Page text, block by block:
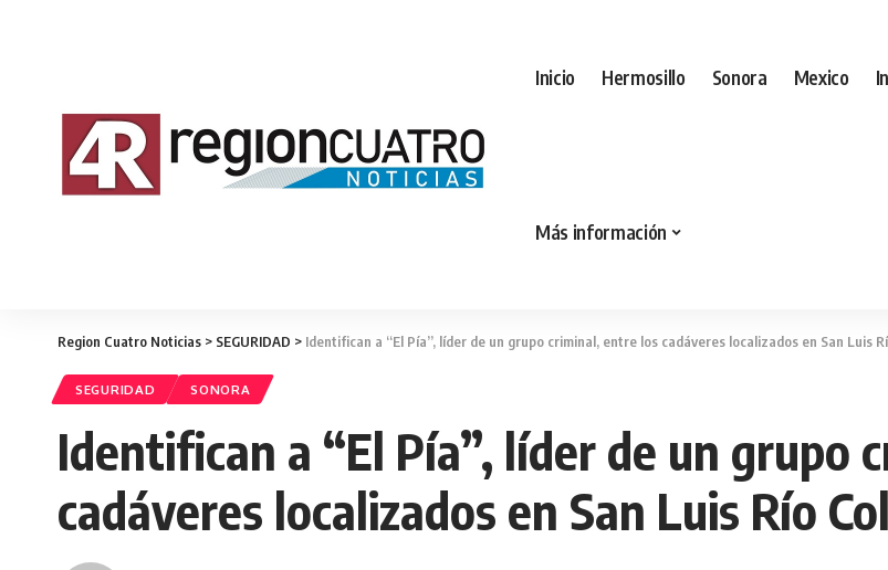
Inicio Hermosillo Sonora Mexico
Más información
Region Cuatro Noticias > SEGURIDAD > Identifican a “El Pía”, líder de un grupo criminal, entre los cadáveres localizados en San Luis
SEGURIDAD SONORA
Identifican a “El Pía”, líder de un grupo
cadáveres localizados en San Luis Río